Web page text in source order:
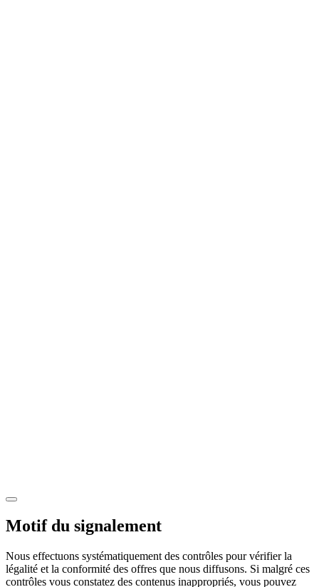
Motif du signalement
Nous effectuons systématiquement des contrôles pour vérifier la
légalité et la conformité des offres que nous diffusons. Si malgré ces
contrôles vous constatez des contenus inappropriés, vous pouvez